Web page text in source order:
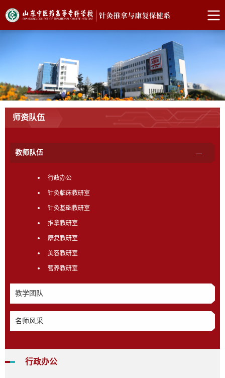
师资队伍
教师队伍
行政办公
针灸临床教研室
针灸基础教研室
推拿教研室
康复教研室
美容教研室
营养教研室
教学团队
名师风采
行政办公